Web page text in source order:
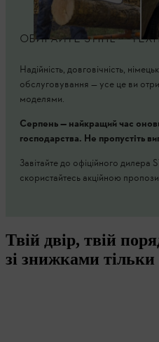
ОБИРАЙТЕ STIHL —
Надійність, довговічність,
обслуговування — усе це ви
моделями.
Серпень — найкращий час
господарства. Не пропустіть
Завітайте до офіційного дилера
скористайтесь акційною
Твій двір, твій
зі знижками тільки